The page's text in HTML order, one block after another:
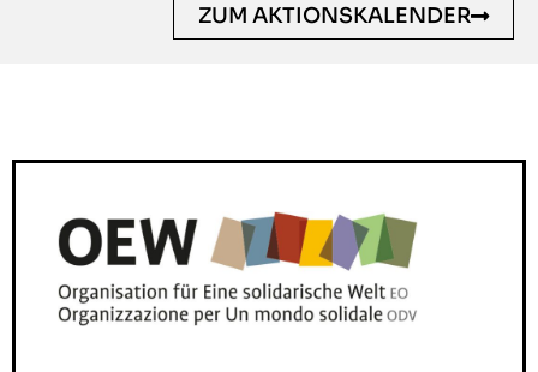
ZUM AKTIONSKALENDER